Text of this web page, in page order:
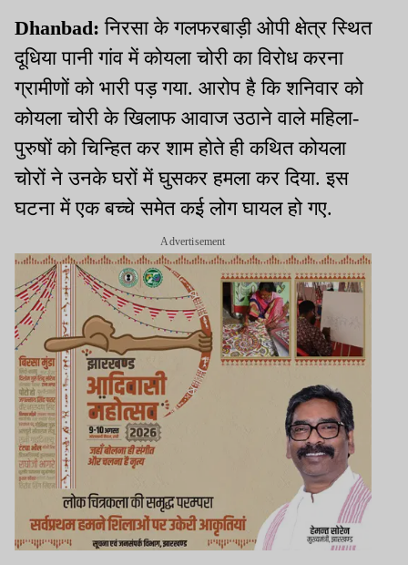
Dhanbad:निरसा के गलफरबाड़ी ओपी क्षेत्र स्थित
दूधिया पानी गांव में कोयला चोरी का विरोध करना
ग्रामीणों को भारी पड़ गया. आरोप है कि शनिवार को
कोयला चोरी के खिलाफ आवाज उठाने वाले महिला-
पुरुषों को चिन्हित कर शाम होते ही कथित कोयला
चोरों ने उनके घरों में घुसकर हमला कर दिया. इस
घटना में एक बच्चे समेत कई लोग घायल हो गए.
Advertisement